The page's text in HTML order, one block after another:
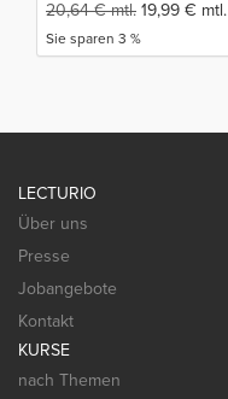
20,64€mtl. 19,99 € mtl.
Sie sparen 3 %
LECTURIO
Über uns
Presse
Jobangebote
Kontakt
KURSE
nach Themen